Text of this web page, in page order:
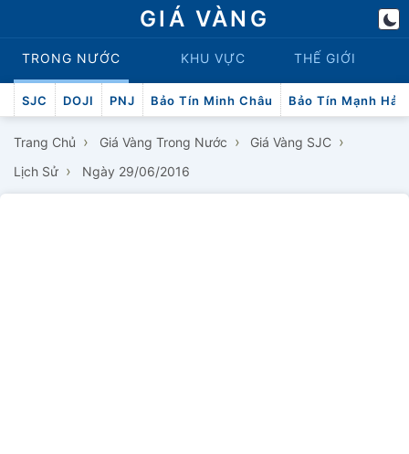
GIÁ VÀNG
TRONG NƯỚC KHU VỰC THẾ GIỚI
SJC DOJI PNJ Bảo Tín Minh Châu Bảo Tín Mạnh Hải
Trang Chủ › Giá Vàng Trong Nước › Giá Vàng SJC ›
Lịch Sử › Ngày 29/06/2016